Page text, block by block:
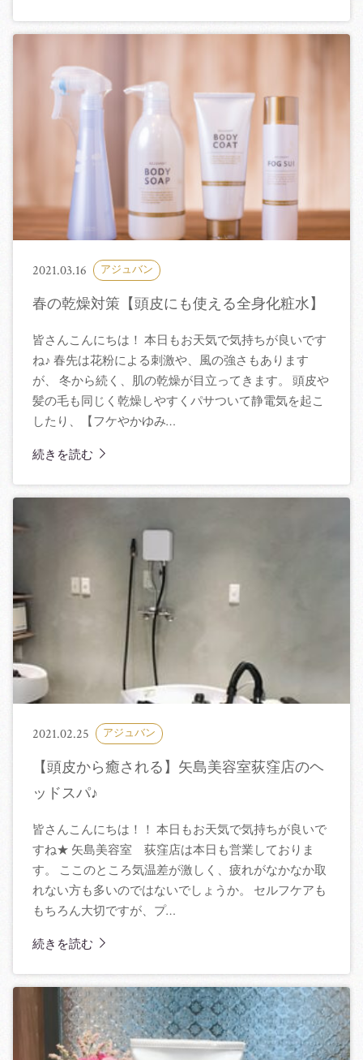
2021.03.16 アジュバン
春の乾燥対策【頭皮にも使える全身化粧水】
皆さんこんにちは！ 本日もお天気で気持ちが良いです
ね♪ 春先は花粉による刺激や、風の強さもあります
が、 冬から続く、肌の乾燥が目立ってきます。 頭皮や
髪の毛も同じく乾燥しやすくパサついて静電気を起こ
したり、【フケやかゆみ…
続きを読む
2021.02.25 アジュバン
【頭皮から癒される】矢島美容室荻窪店のヘ
ッドスパ♪
皆さんこんにちは！！ 本日もお天気で気持ちが良いで
すね★ 矢島美容室 荻窪店は本日も営業しておりま
す。 ここのところ気温差が激しく、疲れがなかなか取
れない方も多いのではないでしょうか。 セルフケアも
もちろん大切ですが、プ…
続きを読む